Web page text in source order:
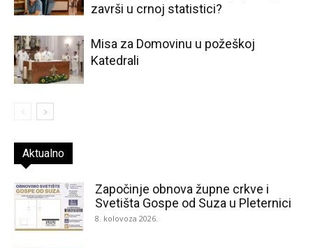
završi u crnoj statistici?
Misa za Domovinu u požeškoj
Katedrali
Aktualno
Započinje obnova župne crkve i
Svetišta Gospe od Suza u Pleternici
8. kolovoza 2026.